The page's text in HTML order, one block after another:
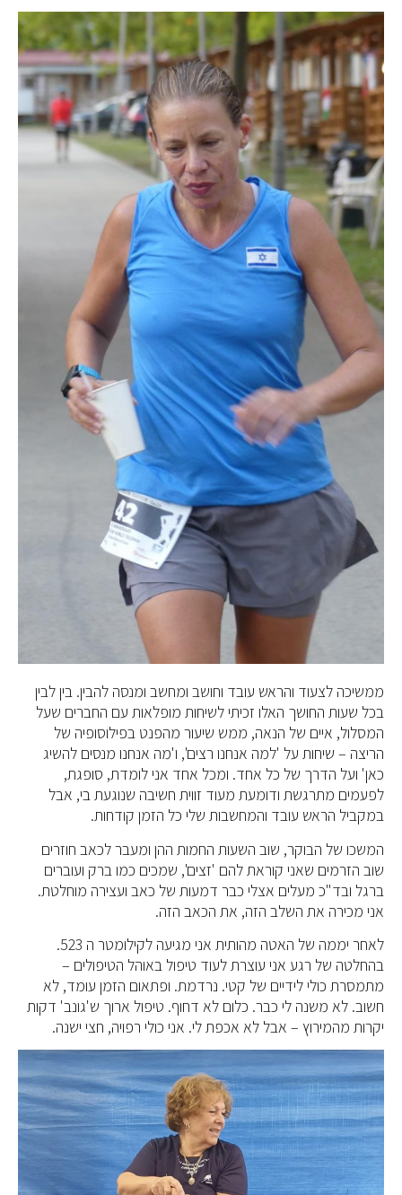
ממשיכה לצעוד והראש עובד וחושב ומחשב ומנסה להבין. בין לבין
בכל שעות החושך האלו זכיתי לשיחות מופלאות עם החברים שעל
המסלול, איים של הנאה, ממש שיעור מהפנט בפילוסופיה של
הריצה – שיחות על 'למה אנחנו רצים', ו'מה אנחנו מנסים להשיג
כאן' ועל הדרך של כל אחד. ומכל אחד אני לומדת, סופגת,
לפעמים מתרגשת ודומעת מעוד זווית חשיבה שנוגעת בי, אבל
במקביל הראש עובד והמחשבות שלי כל הזמן קודחות.
המשכו של הבוקר, שוב השעות החמות ההן ומעבר לכאב חוזרים
שוב הזרמים שאני קוראת להם 'זצים', שמכים כמו ברק ועוברים
ברגל ובד"כ מעלים אצלי כבר דמעות של כאב ועצירה מוחלטת.
אני מכירה את השלב הזה, את הכאב הזה.
לאחר יממה של האטה מהותית אני מגיעה לקילומטר ה 523.
בהחלטה של רגע אני עוצרת לעוד טיפול באוהל הטיפולים –
מתמסרת כולי לידיים של קטי. נרדמת. ופתאום הזמן עומד, לא
חשוב. לא משנה לי כבר. כלום לא דחוף. טיפול ארוך ש'גונב' דקות
יקרות מהמירוץ – אבל לא אכפת לי. אני כולי רפויה, חצי ישנה.